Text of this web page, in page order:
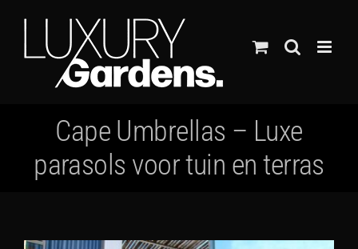
inhoud
Cape Umbrellas – Luxe
parasols voor tuin en terras